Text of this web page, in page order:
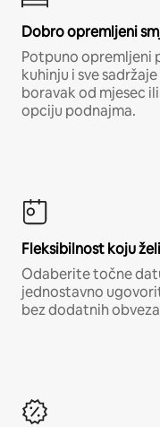
Dobro opremljeni
Potpuno opremljeni
kuhinju i sve
boravak od mjesec
opciju podnajma.
Fleksibilnost koju
Odaberite točne
jednostavno
bez dodatnih